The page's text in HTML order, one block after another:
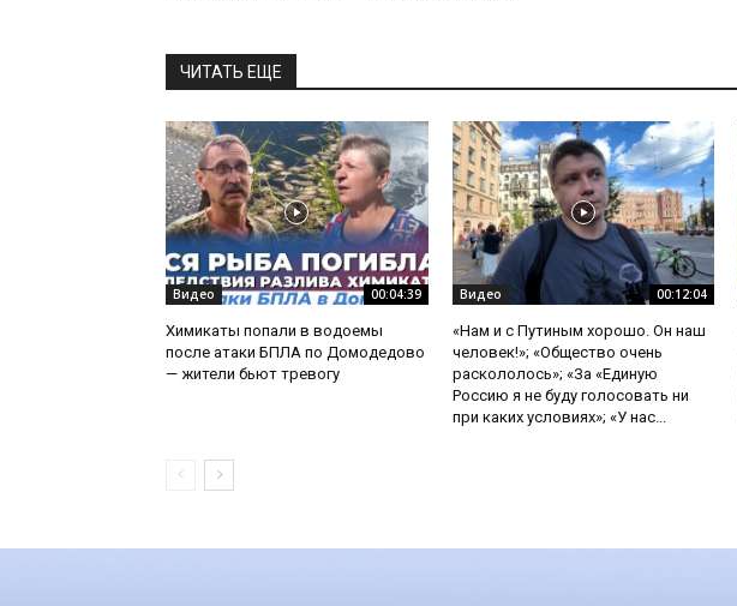
ЧИТАТЬ ЕЩЕ
Видео 00:04:39
Химикаты попали в водоемы
после атаки БПЛА по Домодедово
— жители бьют тревогу
Видео 00:12:04
«Нам и с Путиным хорошо. Он наш
человек!»; «Общество очень
раскололось»; «За «Единую
Россию я не буду голосовать ни
при каких условиях»; «У нас...